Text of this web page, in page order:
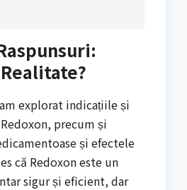
explorat indicațiile și
precum și
și efectele
că Redoxon este un
sigur și eficient, dar